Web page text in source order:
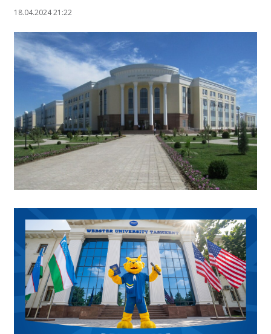
18.04.2024 21:22